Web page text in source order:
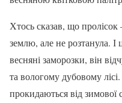
Хтось сказав, що
землю, але не розтанула. І
весняні заморозки, він
та вологому дубовому
прокидаються від зимової